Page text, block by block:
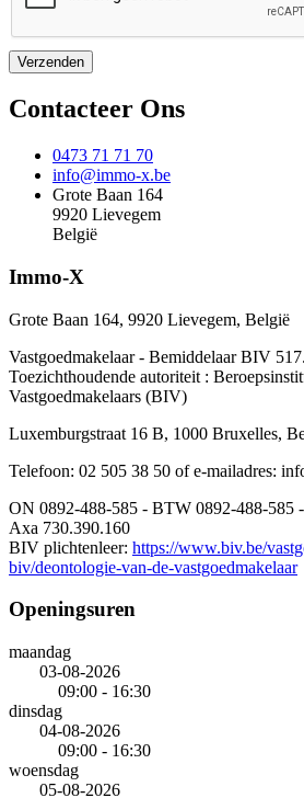
Contacteer Ons
0473 71 71 70
info@immo-x.be
Grote Baan 164
9920 Lievegem
België
Immo-X
Grote Baan 164, 9920 Lievegem, België
Vastgoedmakelaar - Bemiddelaar BIV
Toezichthoudende autoriteit :
Vastgoedmakelaars (BIV)
Luxemburgstraat 16 B, 1000 Bruxelles,
Telefoon: 02 505 38 50 of e-mailadres:
ON 0892-488-585 - BTW 0892-488-585
Axa 730.390.160
BIV plichtenleer: https://www.biv.be/
biv/deontologie-van-de-vastgoedmakelaar
Openingsuren
maandag
03-08-2026
09:00 - 16:30
dinsdag
04-08-2026
09:00 - 16:30
woensdag
05-08-2026